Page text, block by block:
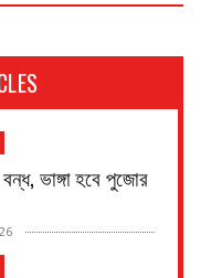
ভাঙ্গা হবে পুজোর